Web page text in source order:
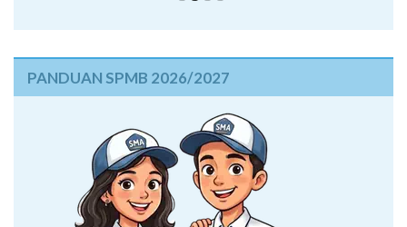
PANDUAN SPMB 2026/2027